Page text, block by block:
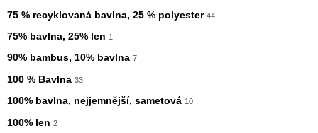
75 % recyklovaná bavlna, 25 % polyester 44
75% bavlna, 25% len 1
90% bambus, 10% bavlna 7
100 % Bavlna 33
100% bavlna, nejjemnější, sametová 10
100% len 2